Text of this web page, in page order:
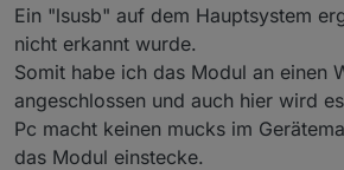
werde berichten...
LG
Ein "lsusb" auf dem Hauptsystem
nicht erkannt wurde.
Somit habe ich das Modul an einen
angeschlossen und auch hier wird
Pc macht keinen mucks im
das Modul einstecke.